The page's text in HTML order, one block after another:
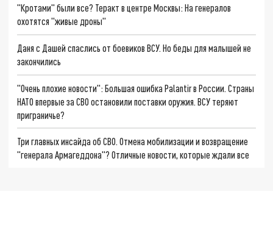
"Кротами" были все? Теракт в центре Москвы: На генералов
охотятся "живые дроны"
Даня с Дашей спаслись от боевиков ВСУ. Но беды для малышей не
закончились
"Очень плохие новости": Большая ошибка Palantir в России. Страны
НАТО впервые за СВО остановили поставки оружия. ВСУ теряют
приграничье?
Три главных инсайда об СВО. Отмена мобилизации и возвращение
"генерала Армагеддона"? Отличные новости, которые ждали все